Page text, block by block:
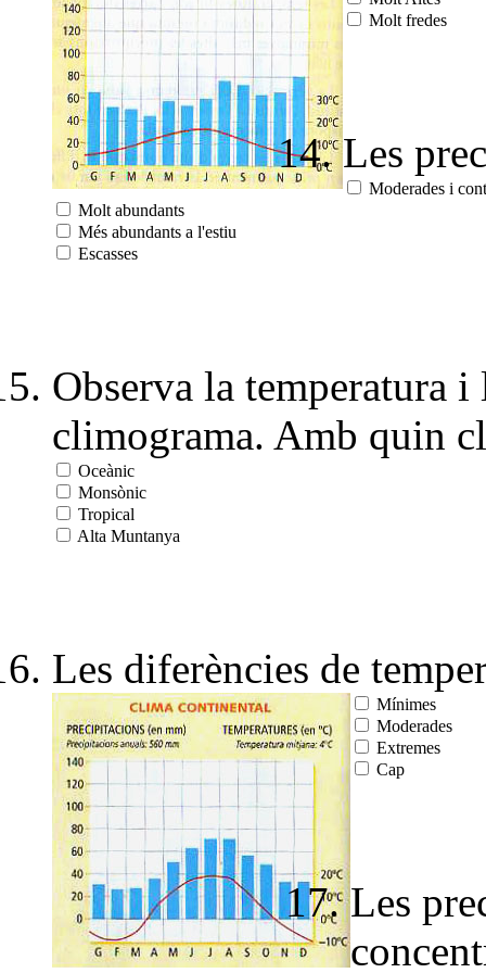
Molt fredes
Les
Moderades i
Molt abundants
Més abundants a l'estiu
Escasses
Observa la temperatura
climograma. Amb quin
Oceànic
Monsònic
Tropical
Alta Muntanya
Les diferències de
Mínimes
Moderades
Extremes
Cap
Les